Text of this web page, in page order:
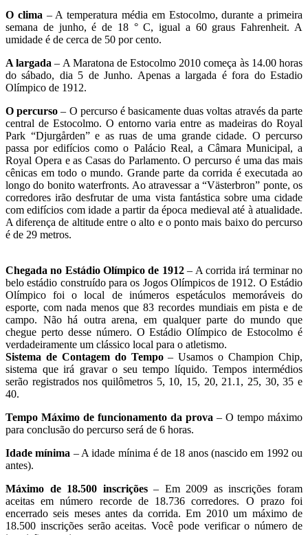
O clima – A temperatura média em Estocolmo, durante a primeira
semana de junho, é de 18 ° C, igual a 60 graus Fahrenheit. A
umidade é de cerca de 50 por cento.
A largada – A Maratona de Estocolmo 2010 começa às 14.00 horas
do sábado, dia 5 de Junho. Apenas a largada é fora do Estadio
Olímpico de 1912.
O percurso – O percurso é basicamente duas voltas através da parte
central de Estocolmo. O entorno varia entre as madeiras do Royal
Park “Djurgården” e as ruas de uma grande cidade. O percurso
passa por edifícios como o Palácio Real, a Câmara Municipal, a
Royal Opera e as Casas do Parlamento. O percurso é uma das mais
cênicas em todo o mundo. Grande parte da corrida é executada ao
longo do bonito waterfronts. Ao atravessar a “Västerbron” ponte, os
corredores irão desfrutar de uma vista fantástica sobre uma cidade
com edifícios com idade a partir da época medieval até à atualidade.
A diferença de altitude entre o alto e o ponto mais baixo do percurso
é de 29 metros.
Chegada no Estádio Olímpico de 1912– A corrida irá terminar no
belo estádio construído para os Jogos Olímpicos de 1912. O Estádio
Olímpico foi o local de inúmeros espetáculos memoráveis do
esporte, com nada menos que 83 recordes mundiais em pista e de
campo. Não há outra arena, em qualquer parte do mundo que
chegue perto desse número. O Estádio Olímpico de Estocolmo é
verdadeiramente um clássico local para o atletismo.
Sistema de Contagem do Tempo– Usamos o Champion Chip,
sistema que irá gravar o seu tempo líquido. Tempos intermédios
serão registrados nos quilômetros 5, 10, 15, 20, 21.1, 25, 30, 35 e
40.
Tempo Máximo de funcionamento da prova – O tempo máximo
para conclusão do percurso será de 6 horas.
Idade mínima – A idade mínima é de 18 anos (nascido em 1992 ou
antes).
Máximo de 18.500 inscrições– Em 2009 as inscrições foram
aceitas em número recorde de 18.736 corredores. O prazo foi
encerrado seis meses antes da corrida. Em 2010 um máximo de
18.500 inscrições serão aceitas. Você pode verificar o número de